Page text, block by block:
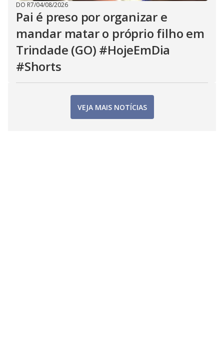
DO R7/04/08/2026
Pai é preso por organizar e
mandar matar o próprio filho em
Trindade (GO) #HojeEmDia
#Shorts
VEJA MAIS NOTÍCIAS